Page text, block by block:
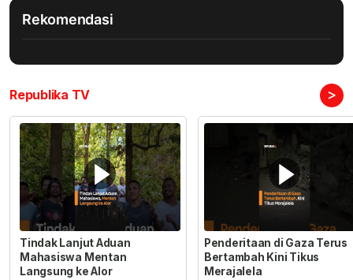
Rekomendasi
Republika TV >
Tindak Lanjut Aduan
Mahasiswa Mentan
Langsung ke Alor
Penderitaan di Gaza Terus
Bertambah Kini Tikus
Merajalela